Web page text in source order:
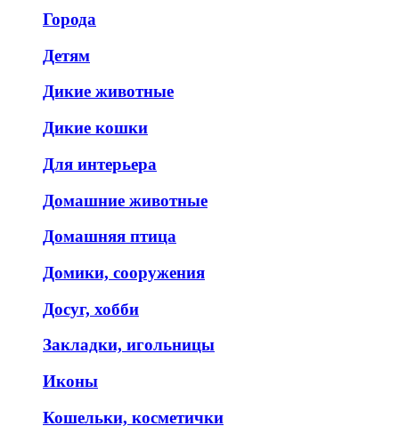
Города
Детям
Дикие животные
Дикие кошки
Для интерьера
Домашние животные
Домашняя птица
Домики, сооружения
Досуг, хобби
Закладки, игольницы
Иконы
Кошельки, косметички